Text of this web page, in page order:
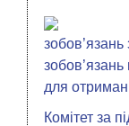
для
Комітет за